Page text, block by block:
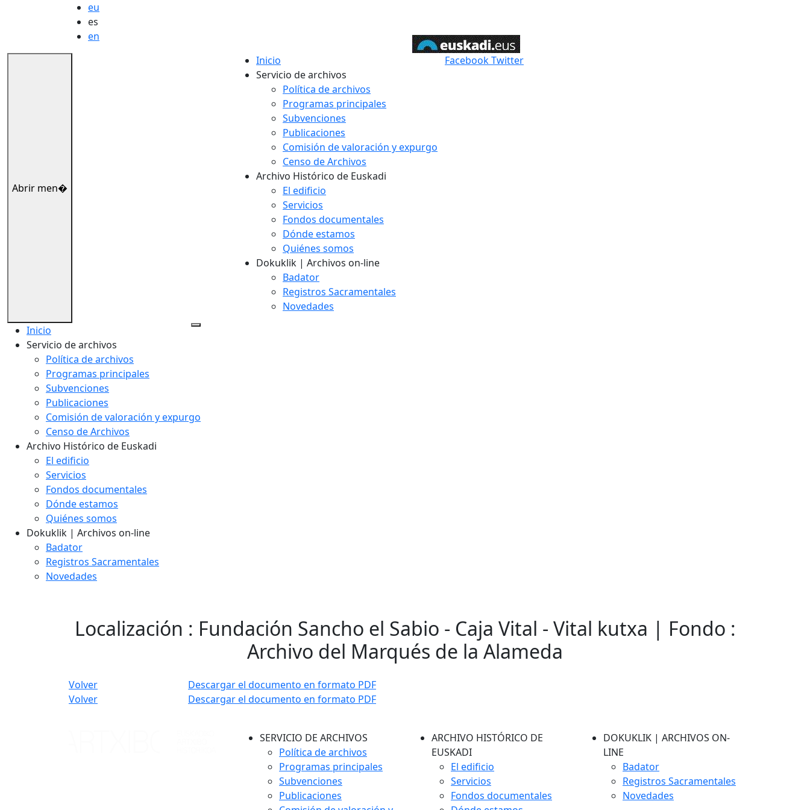
eu
es
en
Abrir men�
Inicio
Servicio de archivos
Política de archivos
Programas principales
Subvenciones
Publicaciones
Comisión de valoración y expurgo
Censo de Archivos
Archivo Histórico de Euskadi
El edificio
Servicios
Fondos documentales
Dónde estamos
Quiénes somos
Dokuklik | Archivos on-line
Badator
Registros Sacramentales
Novedades
FacebookTwitter
Inicio
Servicio de archivos
Política de archivos
Programas principales
Subvenciones
Publicaciones
Comisión de valoración y expurgo
Censo de Archivos
Archivo Histórico de Euskadi
El edificio
Servicios
Fondos documentales
Dónde estamos
Quiénes somos
Dokuklik | Archivos on-line
Badator
Registros Sacramentales
Novedades
Localización : Fundación Sancho el Sabio - Caja Vital - Vital kutxa | Fondo :
Archivo del Marqués de la Alameda
Volver
Descargar el documento en formato PDF
Volver
Descargar el documento en formato PDF
SERVICIO DE ARCHIVOS
Política de archivos
Programas principales
Subvenciones
Publicaciones
ARCHIVO HISTÓRICO DE
EUSKADI
El edificio
Servicios
Fondos documentales
DOKUKLIK | ARCHIVOS ON-
LINE
Badator
Registros Sacramentales
Novedades